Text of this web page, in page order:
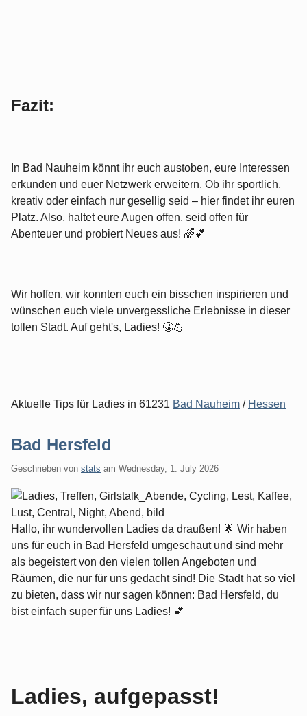
Fazit:
In Bad Nauheim könnt ihr euch austoben, eure Interessen
erkunden und euer Netzwerk erweitern. Ob ihr sportlich,
kreativ oder einfach nur gesellig seid – hier findet ihr euren
Platz. Also, haltet eure Augen offen, seid offen für
Abenteuer und probiert Neues aus! 🌈💕
Wir hoffen, wir konnten euch ein bisschen inspirieren und
wünschen euch viele unvergessliche Erlebnisse in dieser
tollen Stadt. Auf geht's, Ladies! 🤩💪
Aktuelle Tips für Ladies in 61231 Bad Nauheim / Hessen
Bad Hersfeld
Geschrieben von stats am Wednesday, 1. July 2026
Hallo, ihr wundervollen Ladies da draußen! 🌟 Wir haben
uns für euch in Bad Hersfeld umgeschaut und sind mehr
als begeistert von den vielen tollen Angeboten und
Räumen, die nur für uns gedacht sind! Die Stadt hat so viel
zu bieten, dass wir nur sagen können: Bad Hersfeld, du
bist einfach super für uns Ladies! 💕
Ladies, aufgepasst!